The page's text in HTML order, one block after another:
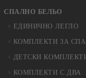
СПАЛНО БЕЛЬО
ЕДИНИЧНО ЛЕГЛО
КОМПЛЕКТИ ЗА
ДЕТСКИ
КОМПЛЕКТИ С ДВА